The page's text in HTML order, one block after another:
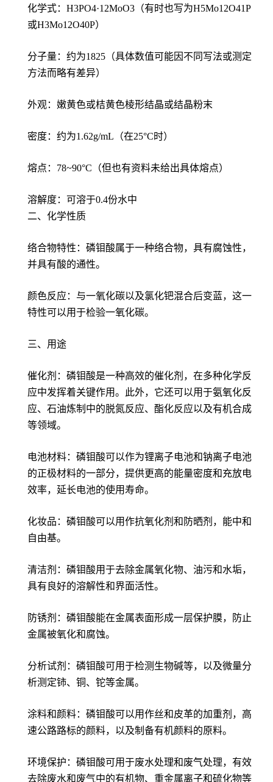
化学式：H3PO4·12MoO3（有时也写为H5Mo12O41P
或H3Mo12O40P）
分子量：约为1825（具体数值可能因不同写法或测定
方法而略有差异）
外观：嫩黄色或桔黄色棱形结晶或结晶粉末
密度：约为1.62g/mL（在25°C时）
熔点：78~90°C（但也有资料未给出具体熔点）
溶解度：可溶于0.4份水中
二、化学性质
络合物特性：磷钼酸属于一种络合物，具有腐蚀性，
并具有酸的通性。
颜色反应：与一氧化碳以及氯化钯混合后变蓝，这一
特性可以用于检验一氧化碳。
三、用途
催化剂：磷钼酸是一种高效的催化剂，在多种化学反
应中发挥着关键作用。此外，它还可以用于氨氧化反
应、石油炼制中的脱氮反应、酯化反应以及有机合成
等领域。
电池材料：磷钼酸可以作为锂离子电池和钠离子电池
的正极材料的一部分，提供更高的能量密度和充放电
效率，延长电池的使用寿命。
化妆品：磷钼酸可以用作抗氧化剂和防晒剂，能中和
自由基。
清洁剂：磷钼酸用于去除金属氧化物、油污和水垢，
具有良好的溶解性和界面活性。
防锈剂：磷钼酸能在金属表面形成一层保护膜，防止
金属被氧化和腐蚀。
分析试剂：磷钼酸可用于检测生物碱等，以及微量分
析测定铈、铜、铊等金属。
涂料和颜料：磷钼酸可以用作丝和皮革的加重剂，高
速公路路标的颜料，以及制备有机颜料的原料。
环境保护：磷钼酸可用于废水处理和废气处理，有效
去除废水和废气中的有机物、重金属离子和硫化物等